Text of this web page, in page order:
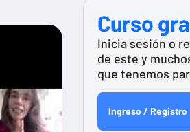
Curso
Inicia sesión o
de este y
que tenemos
Ingreso / Registro